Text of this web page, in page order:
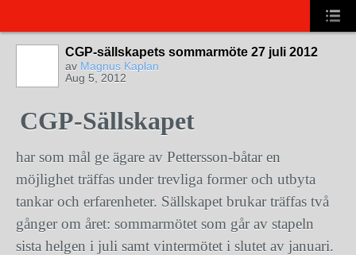
CGP-sällskapets sommarmöte 27 juli 2012
av Magnus Kaplan
Aug 5, 2012
CGP-Sällskapet
har som mål ge ägare av Pettersson-båtar en
möjlighet träffas under trevliga former och utbyta
tankar och erfarenheter. Sällskapet brukar träffas två
gånger om året: sommarmötet som går av stapeln
sista helgen i juli samt vintermötet i slutet av januari.